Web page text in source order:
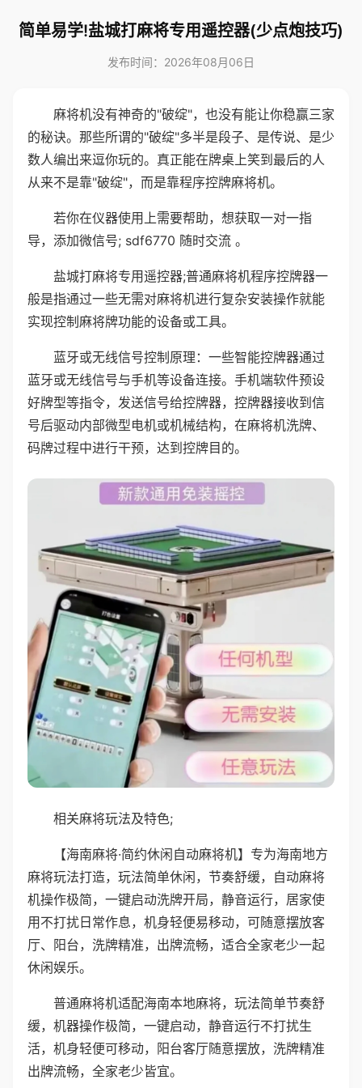
简单易学!盐城打麻将专用遥控器(少点炮技巧)
发布时间：2026年08月06日
麻将机没有神奇的"破绽"，也没有能让你稳赢三家
的秘诀。那些所谓的"破绽"多半是段子、是传说、是少
数人编出来逗你玩的。真正能在牌桌上笑到最后的人
从来不是靠"破绽"，而是靠程序控牌麻将机。
若你在仪器使用上需要帮助，想获取一对一指
导，添加微信号; sdf6770 随时交流 。
盐城打麻将专用遥控器;普通麻将机程序控牌器一
般是指通过一些无需对麻将机进行复杂安装操作就能
实现控制麻将牌功能的设备或工具。
蓝牙或无线信号控制原理：一些智能控牌器通过
蓝牙或无线信号与手机等设备连接。手机端软件预设
好牌型等指令，发送信号给控牌器，控牌器接收到信
号后驱动内部微型电机或机械结构，在麻将机洗牌、
码牌过程中进行干预，达到控牌目的。
相关麻将玩法及特色;
【海南麻将·简约休闲自动麻将机】专为海南地方
麻将玩法打造，玩法简单休闲，节奏舒缓，自动麻将
机操作极简，一键启动洗牌开局，静音运行，居家使
用不打扰日常作息，机身轻便易移动，可随意摆放客
厅、阳台，洗牌精准，出牌流畅，适合全家老少一起
休闲娱乐。
普通麻将机适配海南本地麻将，玩法简单节奏舒
缓，机器操作极简，一键启动，静音运行不打扰生
活，机身轻便可移动，阳台客厅随意摆放，洗牌精准
出牌流畅，全家老少皆宜。